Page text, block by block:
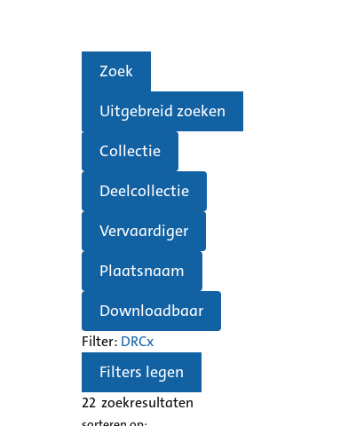
Zoek
Uitgebreid zoeken
Collectie
Deelcollectie
Vervaardiger
Plaatsnaam
Downloadbaar
Filter: DRCx
Filters legen
22 zoekresultaten